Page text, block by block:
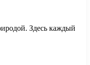
Здесь каждый